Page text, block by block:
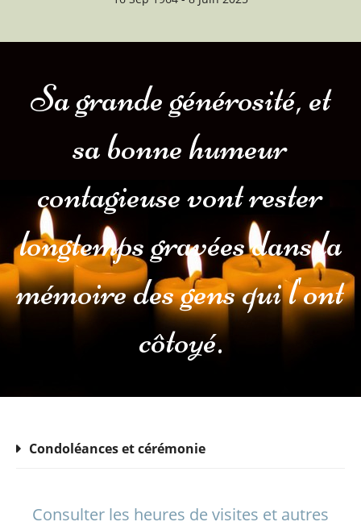
Sa grande générosité, et
sa bonne humeur
contagieuse vont rester
longtemps gravées dans la
mémoire des gens qui l'ont
côtoyé.
Condoléances et cérémonie
Consulter les heures de visites et autres